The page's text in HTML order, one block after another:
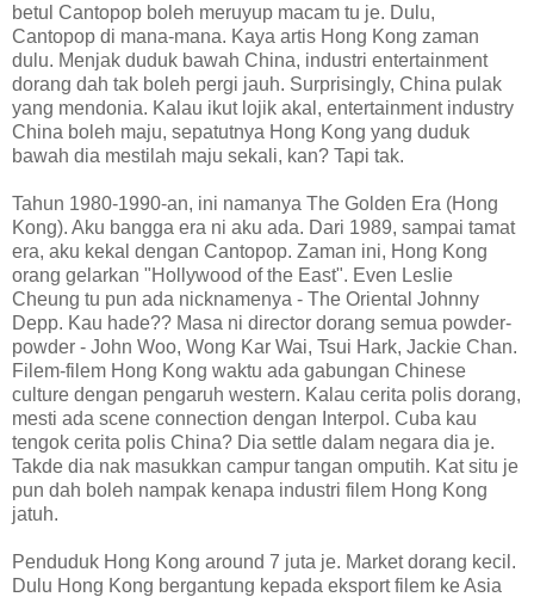
betul Cantopop boleh meruyup macam tu je. Dulu,
Cantopop di mana-mana. Kaya artis Hong Kong zaman
dulu. Menjak duduk bawah China, industri entertainment
dorang dah tak boleh pergi jauh. Surprisingly, China pulak
yang mendonia. Kalau ikut lojik akal, entertainment industry
China boleh maju, sepatutnya Hong Kong yang duduk
bawah dia mestilah maju sekali, kan? Tapi tak.
Tahun 1980-1990-an, ini namanya The Golden Era (Hong
Kong). Aku bangga era ni aku ada. Dari 1989, sampai tamat
era, aku kekal dengan Cantopop. Zaman ini, Hong Kong
orang gelarkan "Hollywood of the East". Even Leslie
Cheung tu pun ada nicknamenya - The Oriental Johnny
Depp. Kau hade?? Masa ni director dorang semua powder-
powder - John Woo, Wong Kar Wai, Tsui Hark, Jackie Chan.
Filem-filem Hong Kong waktu ada gabungan Chinese
culture dengan pengaruh western. Kalau cerita polis dorang,
mesti ada scene connection dengan Interpol. Cuba kau
tengok cerita polis China? Dia settle dalam negara dia je.
Takde dia nak masukkan campur tangan omputih. Kat situ je
pun dah boleh nampak kenapa industri filem Hong Kong
jatuh.
Penduduk Hong Kong around 7 juta je. Market dorang kecil.
Dulu Hong Kong bergantung kepada eksport filem ke Asia